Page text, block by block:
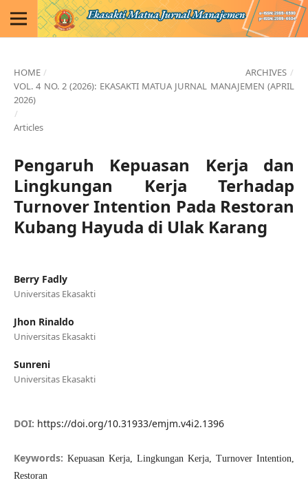
HOME / ARCHIVES /
VOL. 4 NO. 2 (2026): EKASAKTI MATUA JURNAL MANAJEMEN (APRIL
2026)
/
Articles
Pengaruh Kepuasan Kerja dan
Lingkungan Kerja Terhadap
Turnover Intention Pada Restoran
Kubang Hayuda di Ulak Karang
Berry Fadly
Universitas Ekasakti
Jhon Rinaldo
Universitas Ekasakti
Sunreni
Universitas Ekasakti
DOI: https://doi.org/10.31933/emjm.v4i2.1396
Keywords: Kepuasan Kerja, Lingkungan Kerja, Turnover Intention,
Restoran